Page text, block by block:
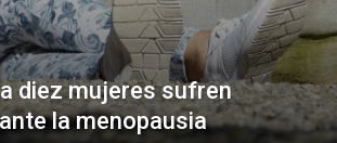
diez mujeres sufren
la menopausia